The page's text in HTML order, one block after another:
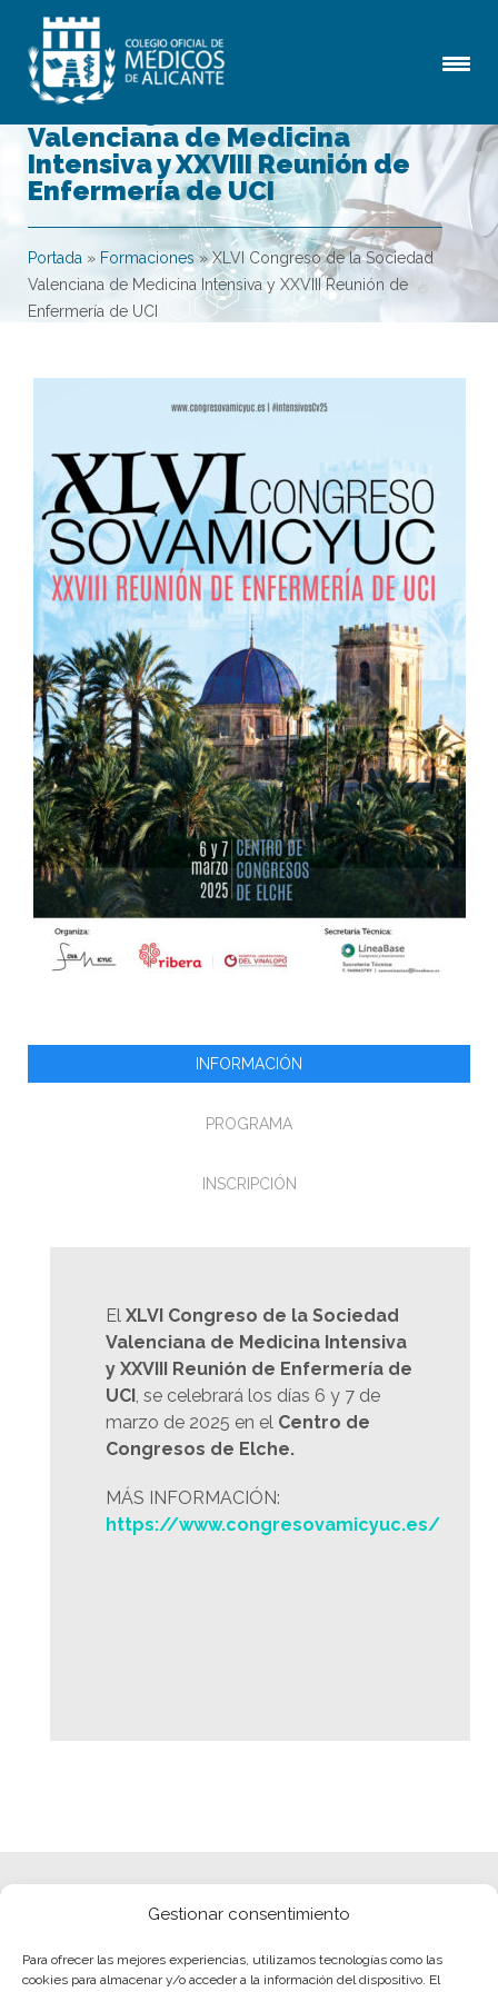
Gestionar consentimiento
Para ofrecer las mejores experiencias, utilizamos tecnologías como las
cookies para almacenar y/o acceder a la información del dispositivo. El
XLVI Congreso de la Sociedad
Valenciana de Medicina
Intensiva y XXVIII Reunión de
Enfermería de UCI
Portada » Formaciones»XLVI Congreso de la Sociedad
Valenciana de Medicina Intensiva y XXVIII Reunión de
Enfermería de UCI
INFORMACIÓN
PROGRAMA
INSCRIPCIÓN
El XLVI Congreso de la Sociedad
Valenciana de Medicina Intensiva
y XXVIII Reunión de Enfermería de
UCI, se celebrará los días 6 y 7 de
marzo de 2025 en el Centro de
Congresos de Elche.
MÁS INFORMACIÓN:
https://www.congresovamicyuc.es/